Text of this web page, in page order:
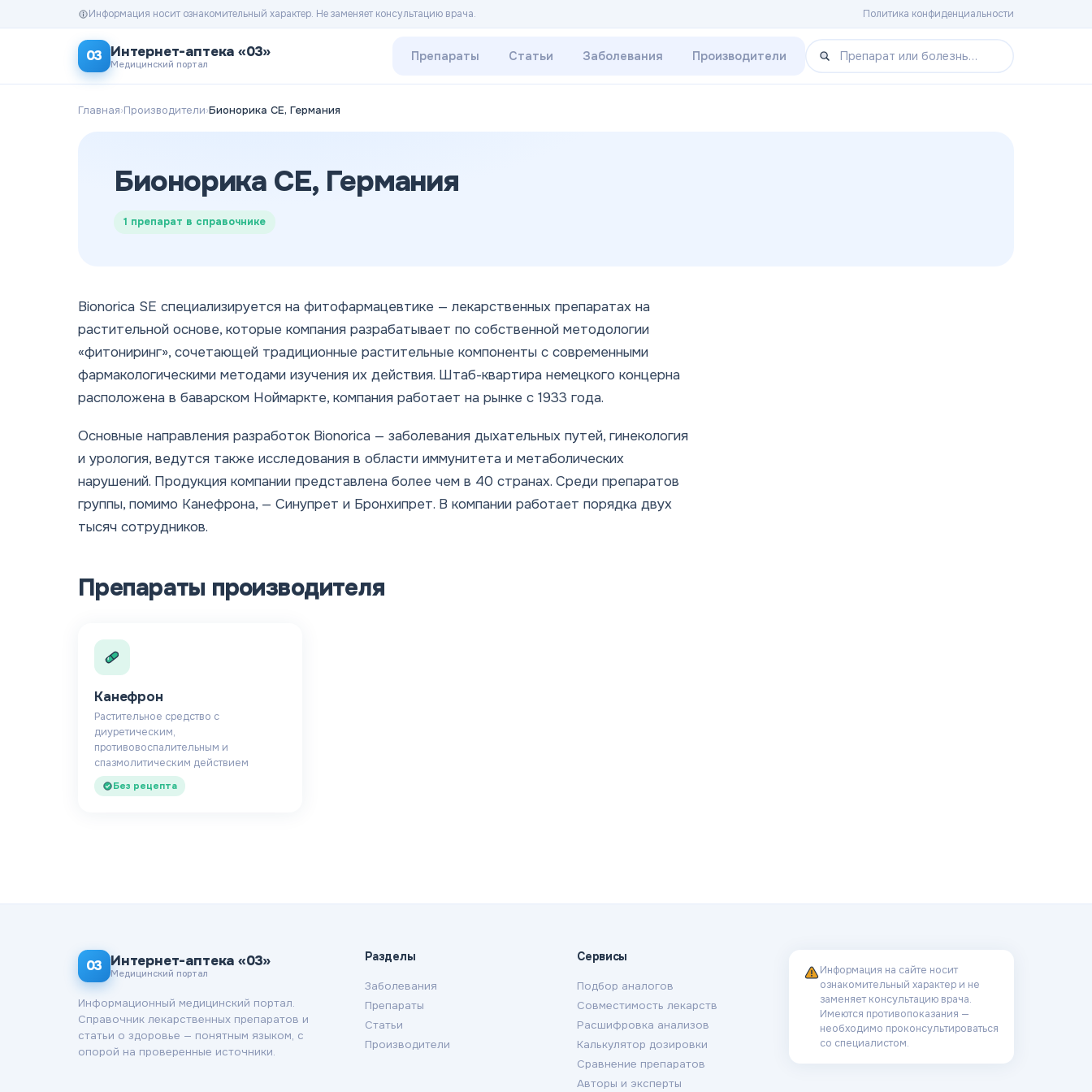
Политика конфиденциальности
Информация носит ознакомительный характер. Не заменяет консультацию врача.
03 Интернет-аптека «03»
Медицинский портал
Препараты Статьи Заболевания Производители
Главная›Производители›Бионорика СЕ, Германия
Бионорика СЕ, Германия
1 препарат в справочнике
Bionorica SE специализируется на фитофармацевтике — лекарственных препаратах на
растительной основе, которые компания разрабатывает по собственной методологии
«фитониринг», сочетающей традиционные растительные компоненты с современными
фармакологическими методами изучения их действия. Штаб-квартира немецкого концерна
расположена в баварском Ноймаркте, компания работает на рынке с 1933 года.
Основные направления разработок Bionorica — заболевания дыхательных путей, гинекология
и урология, ведутся также исследования в области иммунитета и метаболических
нарушений. Продукция компании представлена более чем в 40 странах. Среди препаратов
группы, помимо Канефрона, — Синупрет и Бронхипрет. В компании работает порядка двух
тысяч сотрудников.
Препараты производителя
Канефрон
Растительное средство с
диуретическим,
противовоспалительным и
спазмолитическим действием
Без рецепта
03 Интернет-аптека «03»
Медицинский портал
Информационный медицинский портал.
Справочник лекарственных препаратов и
статьи о здоровье — понятным языком, с
опорой на проверенные источники.
Разделы
Заболевания
Препараты
Статьи
Производители
Сервисы
Подбор аналогов
Совместимость лекарств
Расшифровка анализов
Калькулятор дозировки
Сравнение препаратов
Авторы и эксперты
Информация на сайте носит
ознакомительный характер и не
заменяет консультацию врача.
Имеются противопоказания —
необходимо проконсультироваться
со специалистом.